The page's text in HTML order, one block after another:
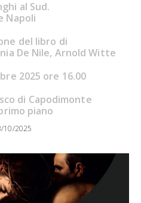
al Sud.
Napoli
del libro di
De Nile, Arnold Witte
2025 ore 16.00
di Capodimonte
piano
10/2025